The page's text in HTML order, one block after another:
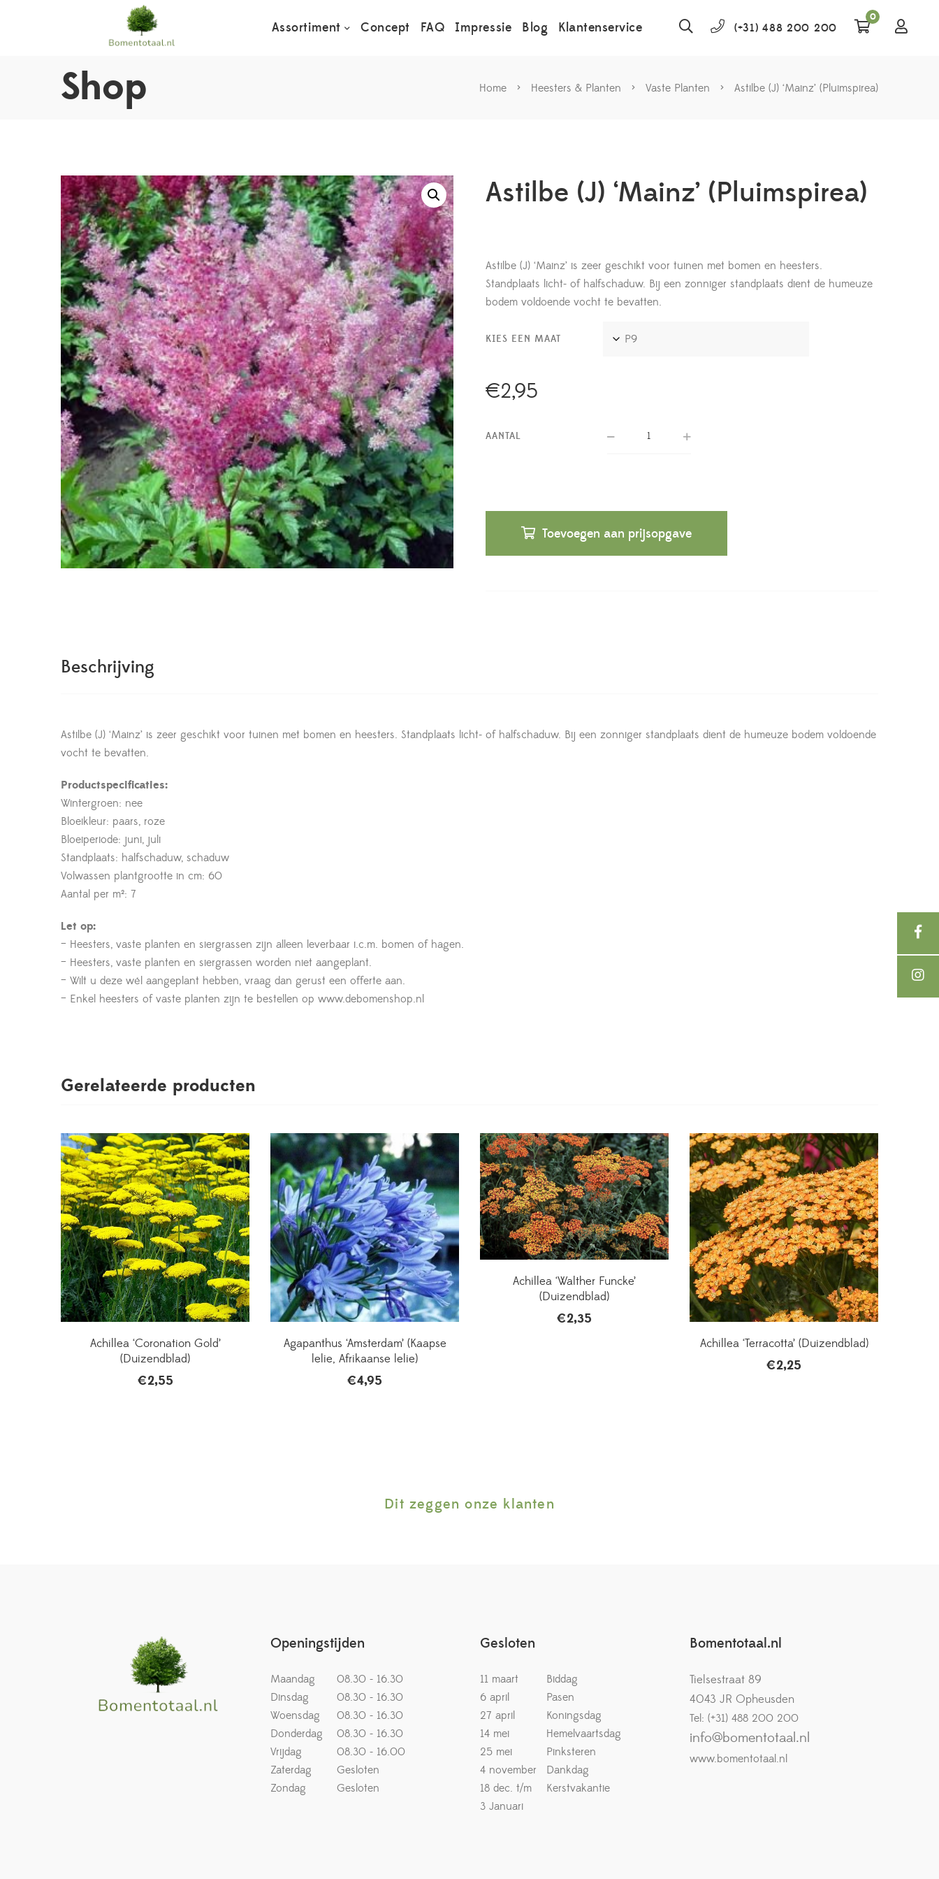
Assortiment Concept FAQ Impressie Blog Klantenservice (+31) 488 200 200
0
Shop Home > Heesters & Planten > Vaste Planten > Astilbe (J) ‘Mainz’ (Pluimspirea)
Astilbe (J) ‘Mainz’ (Pluimspirea)
Astilbe (J) ‘Mainz’ is zeer geschikt voor tuinen met bomen en heesters.
Standplaats licht- of halfschaduw. Bij een zonniger standplaats dient de humeuze
bodem voldoende vocht te bevatten.
KIES EEN MAAT
€2,95
AANTAL
Toevoegen aan prijsopgave
Beschrijving
Astilbe (J) ‘Mainz’ is zeer geschikt voor tuinen met bomen en heesters. Standplaats licht- of halfschaduw. Bij een zonniger standplaats dient de humeuze bodem voldoende
vocht te bevatten.
Productspecificaties:
Wintergroen: nee
Bloeikleur: paars, roze
Bloeiperiode: juni, juli
Standplaats: halfschaduw, schaduw
Volwassen plantgrootte in cm: 60
Aantal per m²: 7
Let op:
– Heesters, vaste planten en siergrassen zijn alleen leverbaar i.c.m. bomen of hagen.
– Heesters, vaste planten en siergrassen worden niet aangeplant.
– Wilt u deze wél aangeplant hebben, vraag dan gerust een offerte aan.
– Enkel heesters of vaste planten zijn te bestellen op www.debomenshop.nl
Gerelateerde producten
Achillea ‘Coronation Gold’
(Duizendblad)
€2,55
Agapanthus ‘Amsterdam’ (Kaapse
lelie, Afrikaanse lelie)
€4,95
Achillea ‘Walther Funcke’
(Duizendblad)
€2,35
Achillea ‘Terracotta’ (Duizendblad)
€2,25
Dit zeggen onze klanten
Openingstijden
Maandag
08.30 - 16.30
Dinsdag
08.30 - 16.30
Woensdag
08.30 - 16.30
Donderdag
08.30 - 16.30
Vrijdag
08.30 - 16.00
Zaterdag
Gesloten
Zondag
Gesloten
Gesloten
11 maart
Biddag
6 april
Pasen
27 april
Koningsdag
14 mei
Hemelvaartsdag
25 mei
Pinksteren
4 november
Dankdag
18 dec. t/m
Kerstvakantie
3 Januari
Bomentotaal.nl
Tielsestraat 89
4043 JR Opheusden
Tel: (+31) 488 200 200
info@bomentotaal.nl
www.bomentotaal.nl